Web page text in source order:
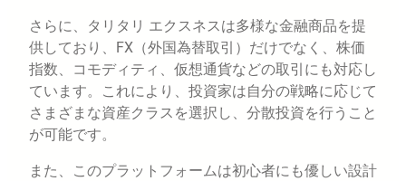
さらに、タリタリ エクスネスは多様な金融商品を提
供しており、FX（外国為替取引）だけでなく、株価
指数、コモディティ、仮想通貨などの取引にも対応し
ています。これにより、投資家は自分の戦略に応じて
さまざまな資産クラスを選択し、分散投資を行うこと
が可能です。
また、このプラットフォームは初心者にも優しい設計